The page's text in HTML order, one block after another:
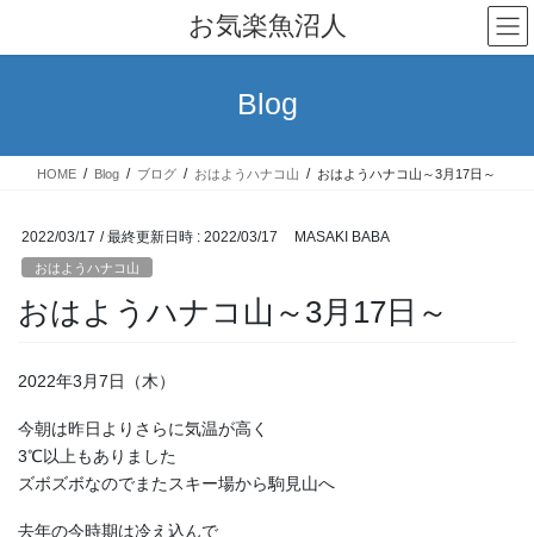
テ
ス
ゲ
ン
お気楽魚沼人
Blog
HOME Blog ブログ おはようハナコ山 おはようハナコ山～3月17日～
2022/03/17 / 最終更新日時 : 2022/03/17 MASAKI BABA
おはようハナコ山
おはようハナコ山～3月17日～
2022年3月7日（木）
今朝は昨日よりさらに気温が高く
3℃以上もありました
ズボズボなのでまたスキー場から駒見山へ
去年の今時期は冷え込んで